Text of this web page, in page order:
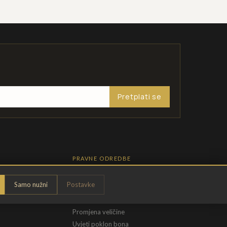
Samo nužni Postavke
Pretplati se
PRAVNE ODREDBE
Pravila privatnosti
Opći uvjeti
Promjena veličine
Uvjeti poklon bona